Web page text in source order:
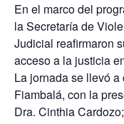
En el marco del
la Secretaría de
Judicial reafirmaron
acceso a la justicia
La jornada se llevó
Fiambalá, con la
Dra. Cinthia